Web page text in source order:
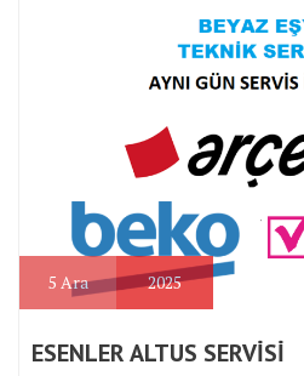
5 Ara 2025
ESENLER ALTUS SERVİSİ